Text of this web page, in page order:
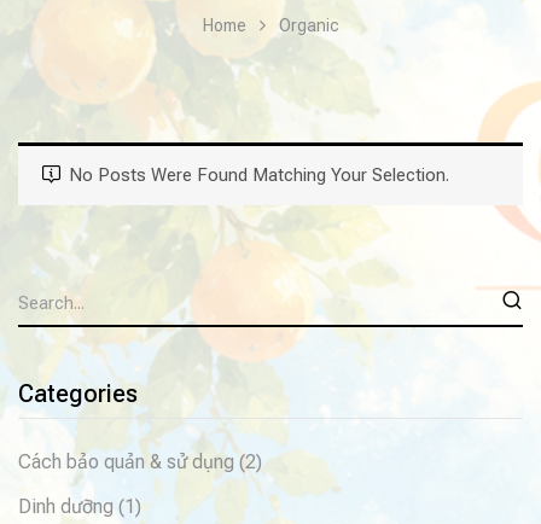
Home Organic
Categories
Cách bảo quản & sử dụng (2)
Dinh dưỡng (1)
No Posts Were Found Matching Your Selection.